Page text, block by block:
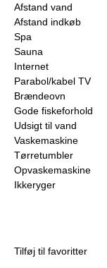
Afstand vand
Afstand indkøb
Spa
Sauna
Internet
Parabol/kabel TV
Brændeovn
Gode fiskeforhold
Udsigt til vand
Vaskemaskine
Tørretumbler
Opvaskemaskine
Ikkeryger
Tilføj til favoritter